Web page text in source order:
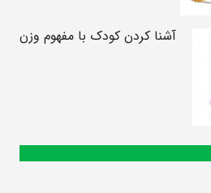
آشنا کردن کودک با مفهوم وزن